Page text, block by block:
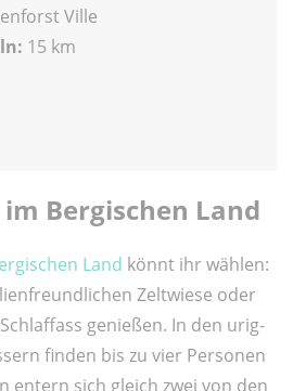
Ville
15 km
Bergischen Land
Land könnt ihr wählen:
Zeltwiese oder
genießen. In den urig-
finden bis zu vier Personen
entern sich gleich zwei von den